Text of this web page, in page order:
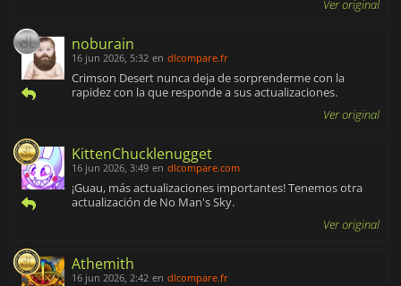
Ver original
noburain
16 jun 2026, 5:32 en dlcompare.fr
Crimson Desert nunca deja de sorprenderme con la
rapidez con la que responde a sus actualizaciones.
Ver original
KittenChucklenugget
16 jun 2026, 3:49 en dlcompare.com
¡Guau, más actualizaciones importantes! Tenemos otra
actualización de No Man's Sky.
Ver original
Athemith
16 jun 2026, 2:42 en dlcompare.fr